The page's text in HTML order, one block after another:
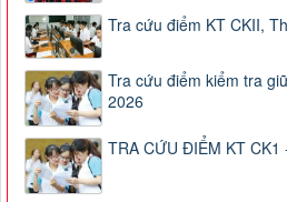
Trước
Tra cứu điểm KT CKII,
Tra cứu điểm kiểm tra
2026
TRA CỨU ĐIỂM KT CK1